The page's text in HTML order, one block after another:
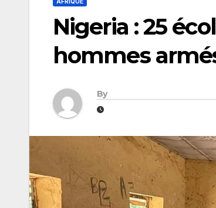
Nigeria : 25
hommes
By